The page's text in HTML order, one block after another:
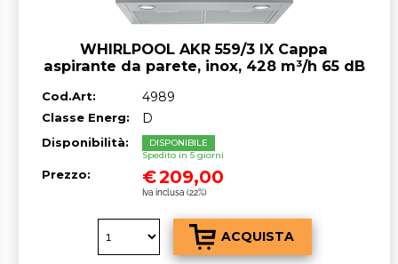
WHIRLPOOL AKR 559/3 IX Cappa
aspirante da parete, inox, 428 m³/h 65 dB
Cod.Art: 4989
Classe Energ: D
Disponibilità:
DISPONIBILE
Spedito in 5 giorni
Prezzo: €209,00
Iva inclusa (22%)